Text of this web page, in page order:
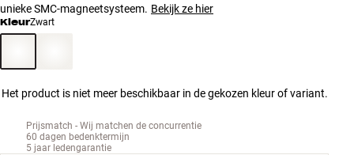
Winkels
Inloggen
Bouw met geluid
unieke SMC-magneetsysteem. Bekijk ze hier
KleurZwart
Het product is niet meer beschikbaar in de gekozen kleur of variant.
Prijsmatch - Wij matchen de concurrentie
60 dagen bedenktermijn
5 jaar ledengarantie